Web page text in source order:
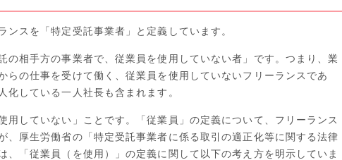
ンスを「特定受託事業者」と定義しています。
の相手方の事業者で、従業員を使用していない者」です。つまり、業
らの仕事を受けて働く、従業員を使用していないフリーランスであ
化している一人社長も含まれます。
用していない」ことです。「従業員」の定義について、フリーランス
、厚生労働省の「特定受託事業者に係る取引の適正化等に関する法律
、「従業員（を使用）」の定義に関して以下の考え方を明示していま